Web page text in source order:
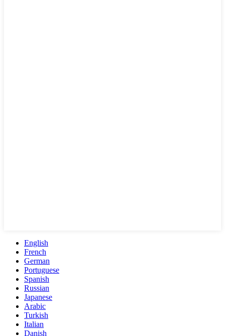
English
French
German
Portuguese
Spanish
Russian
Japanese
Arabic
Turkish
Italian
Danish